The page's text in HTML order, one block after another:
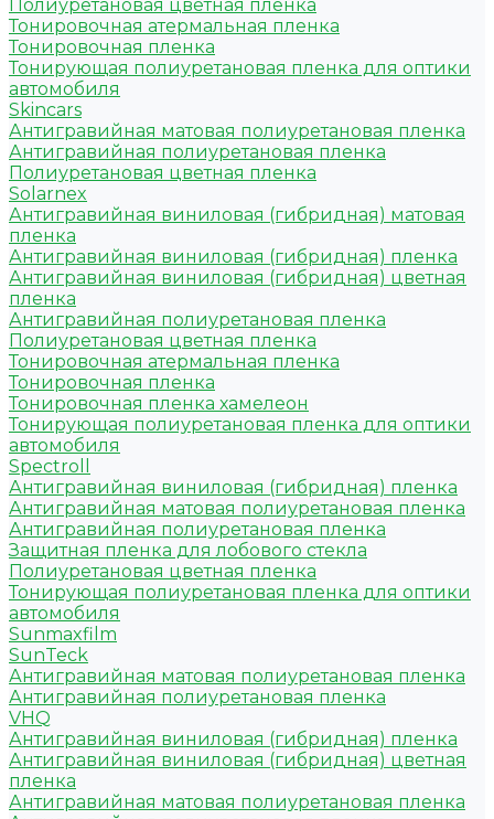
Полиуретановая цветная пленка
Тонировочная атермальная пленка
Тонировочная пленка
Тонирующая полиуретановая пленка для оптики
автомобиля
Skincars
Антигравийная матовая полиуретановая пленка
Антигравийная полиуретановая пленка
Полиуретановая цветная пленка
Solarnex
Антигравийная виниловая (гибридная) матовая
пленка
Антигравийная виниловая (гибридная) пленка
Антигравийная виниловая (гибридная) цветная
пленка
Антигравийная полиуретановая пленка
Полиуретановая цветная пленка
Тонировочная атермальная пленка
Тонировочная пленка
Тонировочная пленка хамелеон
Тонирующая полиуретановая пленка для оптики
автомобиля
Spectroll
Антигравийная виниловая (гибридная) пленка
Антигравийная матовая полиуретановая пленка
Антигравийная полиуретановая пленка
Защитная пленка для лобового стекла
Полиуретановая цветная пленка
Тонирующая полиуретановая пленка для оптики
автомобиля
Sunmaxfilm
SunTeck
Антигравийная матовая полиуретановая пленка
Антигравийная полиуретановая пленка
VHQ
Антигравийная виниловая (гибридная) пленка
Антигравийная виниловая (гибридная) цветная
пленка
Антигравийная матовая полиуретановая пленка